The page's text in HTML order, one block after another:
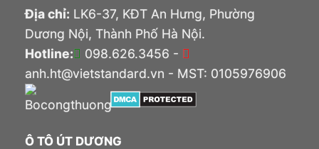
Địa chỉ: LK6-37, KĐT An Hưng, Phường
Dương Nội, Thành Phố Hà Nội.
Hotline:
098.626.3456 -
anh.ht@vietstandard.vn - MST: 0105976906
Ô TÔ ÚT DƯƠNG